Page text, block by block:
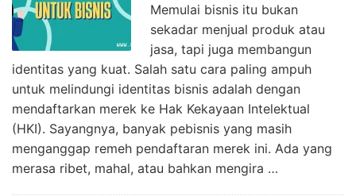
Memulai bisnis itu bukan
sekadar menjual produk atau
jasa, tapi juga membangun
identitas yang kuat. Salah satu cara paling ampuh
untuk melindungi identitas bisnis adalah dengan
mendaftarkan merek ke Hak Kekayaan Intelektual
(HKI). Sayangnya, banyak pebisnis yang masih
menganggap remeh pendaftaran merek ini. Ada yang
merasa ribet, mahal, atau bahkan mengira …